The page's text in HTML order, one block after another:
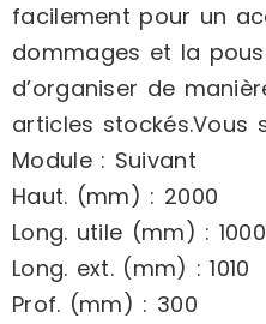
facilement pour un
dommages et la
d’organiser de
articles stockés.Vous
Module : Suivant
Haut. (mm) : 2000
Long. utile (mm) : 1000
Long. ext. (mm) : 1010
Prof. (mm) : 300